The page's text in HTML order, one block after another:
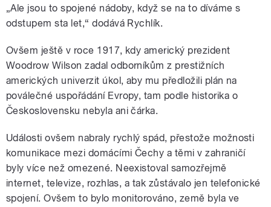
„Ale jsou to spojené nádoby, když se na to díváme s
odstupem sta let,“ dodává Rychlík.
Ovšem ještě v roce 1917, kdy americký prezident
Woodrow Wilson zadal odborníkům z prestižních
amerických univerzit úkol, aby mu předložili plán na
poválečné uspořádání Evropy, tam podle historika o
Československu nebyla ani čárka.
Události ovšem nabraly rychlý spád, přestože možnosti
komunikace mezi domácími Čechy a těmi v zahraničí
byly více než omezené. Neexistoval samozřejmě
internet, televize, rozhlas, a tak zůstávalo jen telefonické
spojení. Ovšem to bylo monitorováno, země byla ve